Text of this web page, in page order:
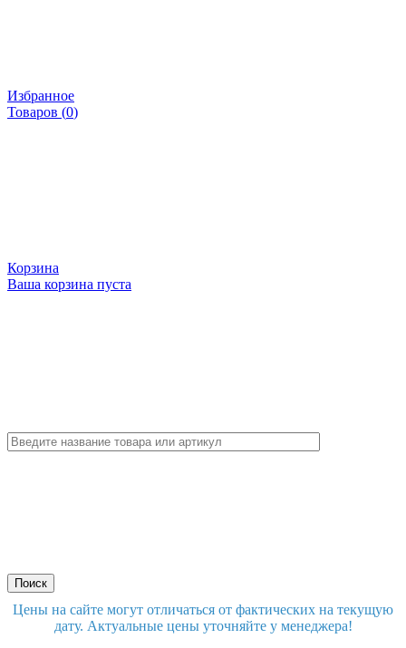
Избранное
Товаров (0)
Корзина
Ваша корзина пуста
Цены на сайте могут отличаться от фактических на текущую
дату. Актуальные цены уточняйте у менеджера!